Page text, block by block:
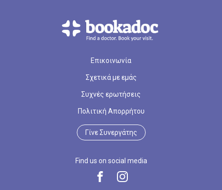
Επικοινωνία
Σχετικά με εμάς
Συχνές ερωτήσεις
Πολιτική Απορρήτου
Γίνε Συνεργάτης
Find us on social media